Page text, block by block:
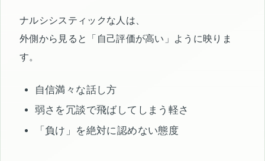
ナルシシスティックな人は、
外側から見ると「自己評価が高い」ように映りま
す。
自信満々な話し方
弱さを冗談で飛ばしてしまう軽さ
「負け」を絶対に認めない態度